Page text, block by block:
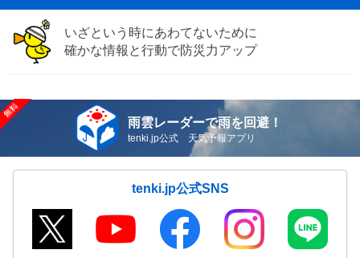
いざという時にあわてないために
確かな情報と行動で防災力アップ
雨雲レーダーで雨を回避！
tenki.jp公式 天気予報アプリ
tenki.jp公式SNS